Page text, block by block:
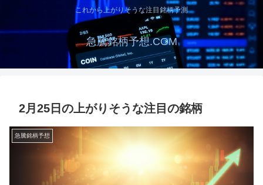
これから上がりそうな注目銘柄予測
急騰銘柄予想.COM
2月25日の上がりそうな注目の銘柄
急騰銘柄予想